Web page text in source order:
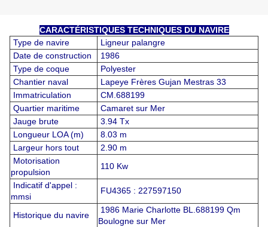
CARACTÉRISTIQUES TECHNIQUES DU NAVIRE
Type de navire
Ligneur palangre
Date de construction
1986
Type de coque
Polyester
Chantier naval
Lapeye Frères Gujan Mestras 33
Immatriculation
CM.688199
Quartier maritime
Camaret sur Mer
Jauge brute
3.94 Tx
Longueur LOA (m)
8.03 m
Largeur hors tout
2.90 m
Motorisation
propulsion
110 Kw
Indicatif d'appel :
mmsi
FU4365 : 227597150
Historique du navire
1986 Marie Charlotte BL.688199 Qm
Boulogne sur Mer